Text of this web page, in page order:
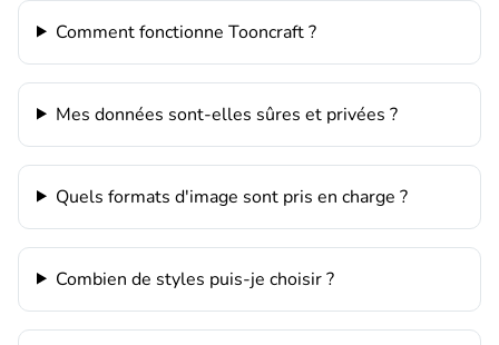
Comment fonctionne Tooncraft ?
Mes données sont-elles sûres et privées ?
Quels formats d'image sont pris en charge ?
Combien de styles puis-je choisir ?